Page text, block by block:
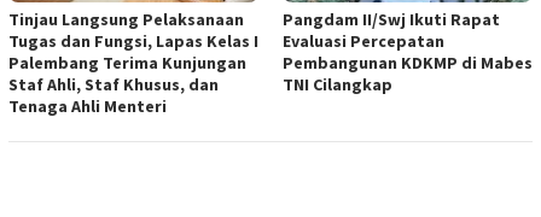
Tinjau Langsung Pelaksanaan
Tugas dan Fungsi, Lapas Kelas I
Palembang Terima Kunjungan
Staf Ahli, Staf Khusus, dan
Tenaga Ahli Menteri
Pangdam II/Swj Ikuti Rapat
Evaluasi Percepatan
Pembangunan KDKMP di Mabes
TNI Cilangkap